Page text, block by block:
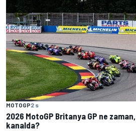
MOTOGP2 s
2026 MotoGP Britanya GP ne
kanalda?